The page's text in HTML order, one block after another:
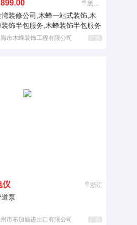
899.00 黑龙江
湾装修公司,木蜂一站式装饰,木
装饰半包服务,木蜂装饰半包服务
市木蜂装饰工程有限公司 广告
仪 浙江
道泵
市布加迪进出口有限公司 广告